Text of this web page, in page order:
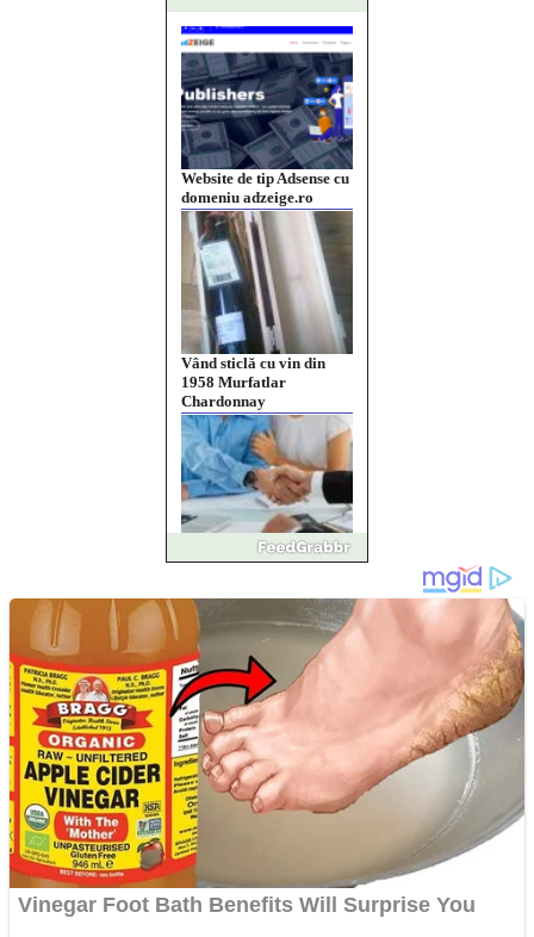
Website de tip Adsense cu
domeniu adzeige.ro
Vând sticlă cu vin din
1958 Murfatlar
Chardonnay
Împrumut si investitii
Ofera def între special
Vând domeniu+website
de publicitate de tip